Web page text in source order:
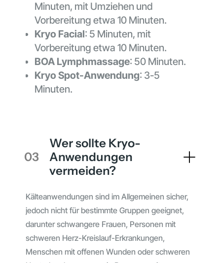
Minuten, mit Umziehen und
Vorbereitung etwa 10 Minuten.
Kryo Facial: 5 Minuten, mit
Vorbereitung etwa 10 Minuten.
BOA Lymphmassage: 50 Minuten.
Kryo Spot-Anwendung: 3-5
Minuten.
Wer sollte Kryo-
Anwendungen
vermeiden?
03
Kälteanwendungen sind im Allgemeinen sicher,
jedoch nicht für bestimmte Gruppen geeignet,
darunter schwangere Frauen, Personen mit
schweren Herz-Kreislauf-Erkrankungen,
Menschen mit offenen Wunden oder schweren